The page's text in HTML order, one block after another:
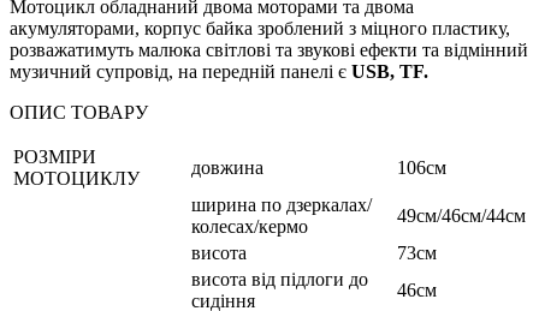
Мотоцикл обладнаний двома моторами та двома
акумуляторами, корпус байка зроблений з міцного пластику,
розважатимуть малюка світлові та звукові ефекти та відмінний
музичний супровід, на передній панелі є USB, TF.
ОПИС ТОВАРУ
РОЗМІРИ
МОТОЦИКЛУ
довжина
106см
ширина по дзеркалах/
колесах/кермо
49см/46см/44см
висота
73см
висота від підлоги до
сидіння
46см